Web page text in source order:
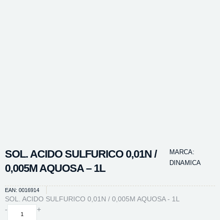
SOL. ACIDO SULFURICO 0,01N /
0,005M AQUOSA – 1L
MARCA:
DINAMICA
EAN: 0016914
SOL. ACIDO SULFURICO 0,01N / 0,005M AQUOSA - 1L
-
SOL.
+